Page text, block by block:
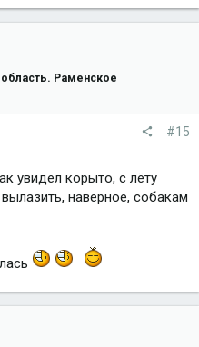
Раменское
#15
увидел корыто, с лёту
наверное, собакам